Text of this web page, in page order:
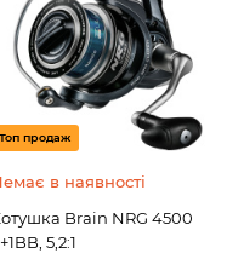
Топ продаж
в наявності
Brain NRG 4500
5,2:1